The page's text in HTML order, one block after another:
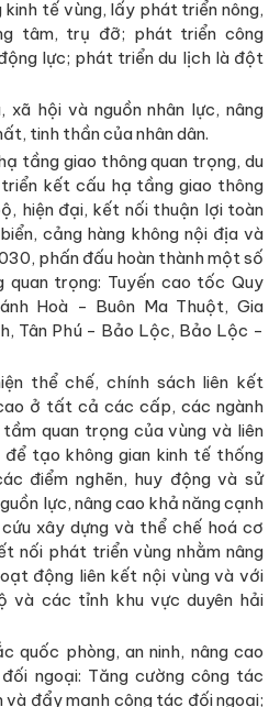
tế vùng, lấy phát triển nông,
tâm, trụ đỡ; phát triển công
lực; phát triển du lịch là đột
xã hội và nguồn nhân lực, nâng
tinh thần của nhân dân.
tầng giao thông quan trọng, du
kết cấu hạ tầng giao thông
hiện đại, kết nối thuận lợi toàn
cảng hàng không nội địa và
phấn đấu hoàn thành một số
quan trọng: Tuyến cao tốc Quy
Hoà - Buôn Ma Thuột, Gia
Tân Phú - Bảo Lộc, Bảo Lộc -
thể chế, chính sách liên kết
ở tất cả các cấp, các ngành
quan trọng của vùng và liên
để tạo không gian kinh tế thống
điểm nghẽn, huy động và sử
lực, nâng cao khả năng cạnh
cứu xây dựng và thể chế hoá cơ
nối phát triển vùng nhằm nâng
động liên kết nội vùng và với
và các tỉnh khu vực duyên hải
quốc phòng, an ninh, nâng cao
ngoại: Tăng cường công tác
và đẩy mạnh công tác đối ngoại;